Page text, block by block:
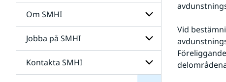
Om SMHI
Undersidor
för
Om
SMHI
Jobba på SMHI
Undersidor
för
Kontakta SMHI Undersidor
för
Publikationer
från
SMHI
Vid